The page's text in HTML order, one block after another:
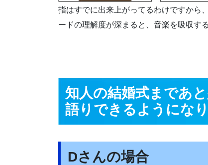
指はすでに出来上がってるわけですから
ードの理解度が深まると、音楽を吸収す
知人の結婚式まであ
語りできるようにな
Dさんの場合